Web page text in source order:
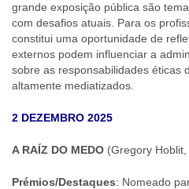
grande exposição pública são
com desafios atuais. Para os
constitui uma oportunidade de
externos podem influenciar a
sobre as responsabilidades éticas
altamente mediatizados.
2 DEZEMBRO 2025
A RAÍZ DO MEDO (Gregory Hoblit,
Prémios/Destaques: Nomeado